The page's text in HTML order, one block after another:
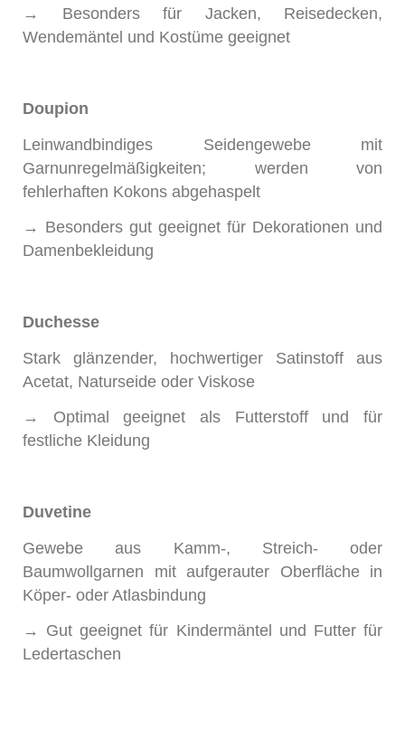
→ Besonders für Jacken, Reisedecken,
Wendemäntel und Kostüme geeignet
Doupion
Leinwandbindiges Seidengewebe mit
Garnunregelmäßigkeiten; werden von
fehlerhaften Kokons abgehaspelt
→ Besonders gut geeignet für Dekorationen und
Damenbekleidung
Duchesse
Stark glänzender, hochwertiger Satinstoff aus
Acetat, Naturseide oder Viskose
→ Optimal geeignet als Futterstoff und für
festliche Kleidung
Duvetine
Gewebe aus Kamm-, Streich- oder
Baumwollgarnen mit aufgerauter Oberfläche in
Köper- oder Atlasbindung
→ Gut geeignet für Kindermäntel und Futter für
Ledertaschen